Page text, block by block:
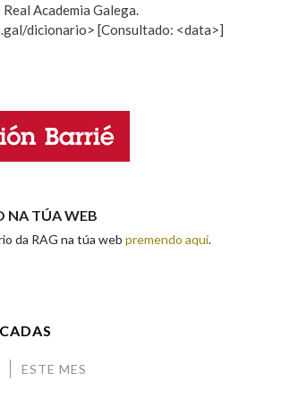
LIMPAR
Hai un erro na palabra
a definición
Academia Galega.
dicionario> [Consultado: <data>]
NA TÚA WEB
da RAG na túa web premendo aquí.
ESTE MES